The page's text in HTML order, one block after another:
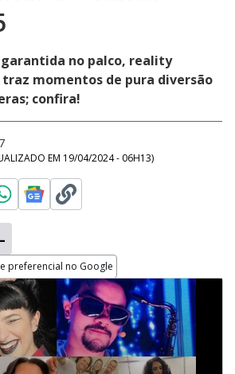
no palco, reality
momentos de pura diversão
confira!
EM 19/04/2024 - 06H13)
preferencial no Google